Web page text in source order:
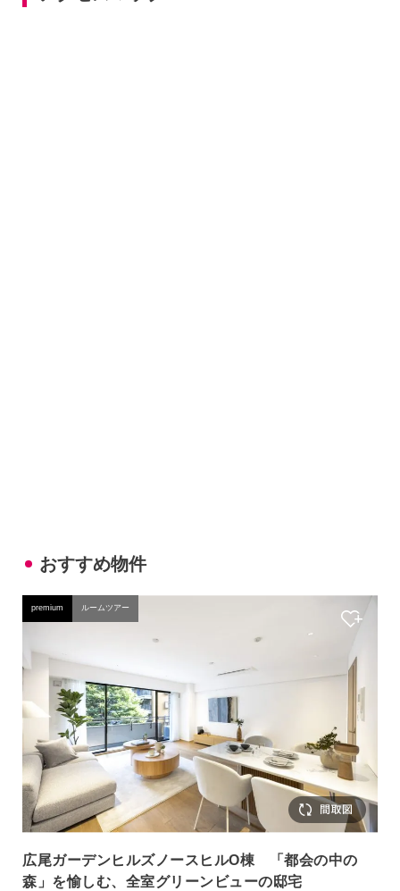
おすすめ物件
premium ルームツアー
広尾ガーデンヒルズノースヒルO棟 「都会の中の
森」を愉しむ、全室グリーンビューの邸宅